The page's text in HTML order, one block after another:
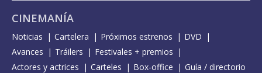
CINEMANÍA
Noticias Cartelera Próximos estrenos
DVD
Avances
Tráilers
Festivales + premios
Actores y actrices
Carteles Box-office Guía / directorio